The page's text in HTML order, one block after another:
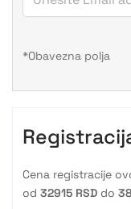
Cena registracije
od 32915 RSD do